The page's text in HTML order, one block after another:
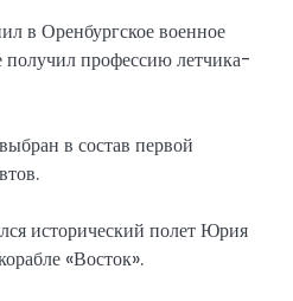
в Оренбургское военное
профессию летчика-
в состав первой
исторический полет Юрия
«Восток».